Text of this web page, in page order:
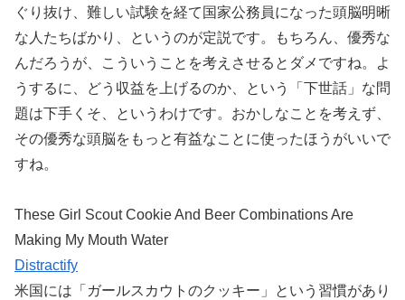
ぐり抜け、難しい試験を経て国家公務員になった頭脳明晰
な人たちばかり、というのが定説です。もちろん、優秀な
んだろうが、こういうことを考えさせるとダメですね。よ
うするに、どう収益を上げるのか、という「下世話」な問
題は下手くそ、というわけです。おかしなことを考えず、
その優秀な頭脳をもっと有益なことに使ったほうがいいで
すね。
These Girl Scout Cookie And Beer Combinations Are
Making My Mouth Water
Distractify
米国には「ガールスカウトのクッキー」という習慣があり